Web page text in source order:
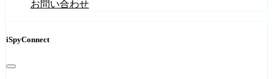
お問い合わせ
iSpyConnect